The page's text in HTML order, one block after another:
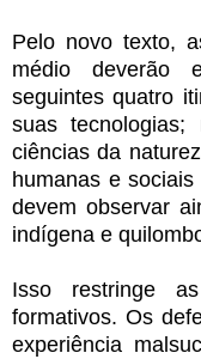
Pelo novo texto,
médio deverão
seguintes quatro
suas tecnologias;
ciências da
humanas e
devem observar
indígena e
Isso restringe
formativos. Os
experiência